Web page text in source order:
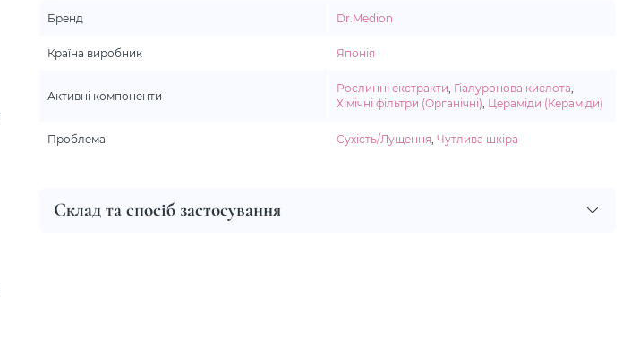
Склад та спосіб застосування
Бренд Dr.Medion
Країна виробник Японія
Активні компоненти
Рослинні екстракти, Гіалуронова кислота,
Хімічні фільтри (Органічні), Цераміди (Кераміди)
Проблема Сухість/Лущення Чутлива шкіра